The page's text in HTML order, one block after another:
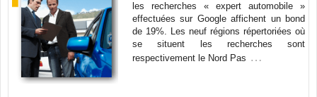
les recherches « expert automobile »
effectuées sur Google affichent un bond
de 19%. Les neuf régions répertoriées où
se situent les recherches sont
respectivement le Nord Pas …